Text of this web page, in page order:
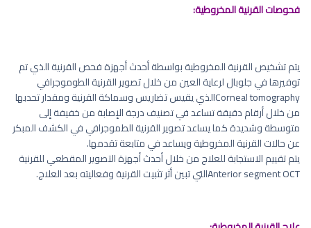
فحوصات القرنية المخروطية:
يتم تشخيص القرنية المخروطية بواسطة أحدث أجهزة فحص القرنية الذي تم
توفيرها في جلوبال لرعاية العين من خلال تصویر القرنية الطوموجرافي
Corneal tomographyالذي يقيس تضاريس وسماكة القرنية ومقدار تحدبها
من خلال أرقام دقيقة تساعد في تصنيف درجة الإصابة من خفيفة إلى
متوسطة وشديدة كما يساعد تصوير القرنية الطموجرافي في الكشف المبكر
عن حالات القرنية المخروطية ويساعد في متابعة تقدمها.
يتم تقييم الاستجابة للعلاج من خلال أحدث أجهزة التصوير المقطعي للقرنية
Anterior segment OCTالتي تبين أثر تثبيت القرنية وفعاليته بعد العلاج.